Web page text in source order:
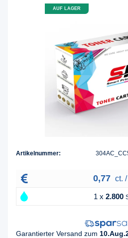
AUF LAGER
Artikelnummer:
0,77 ct.
1 x 2.800
Garantierter Versand zum